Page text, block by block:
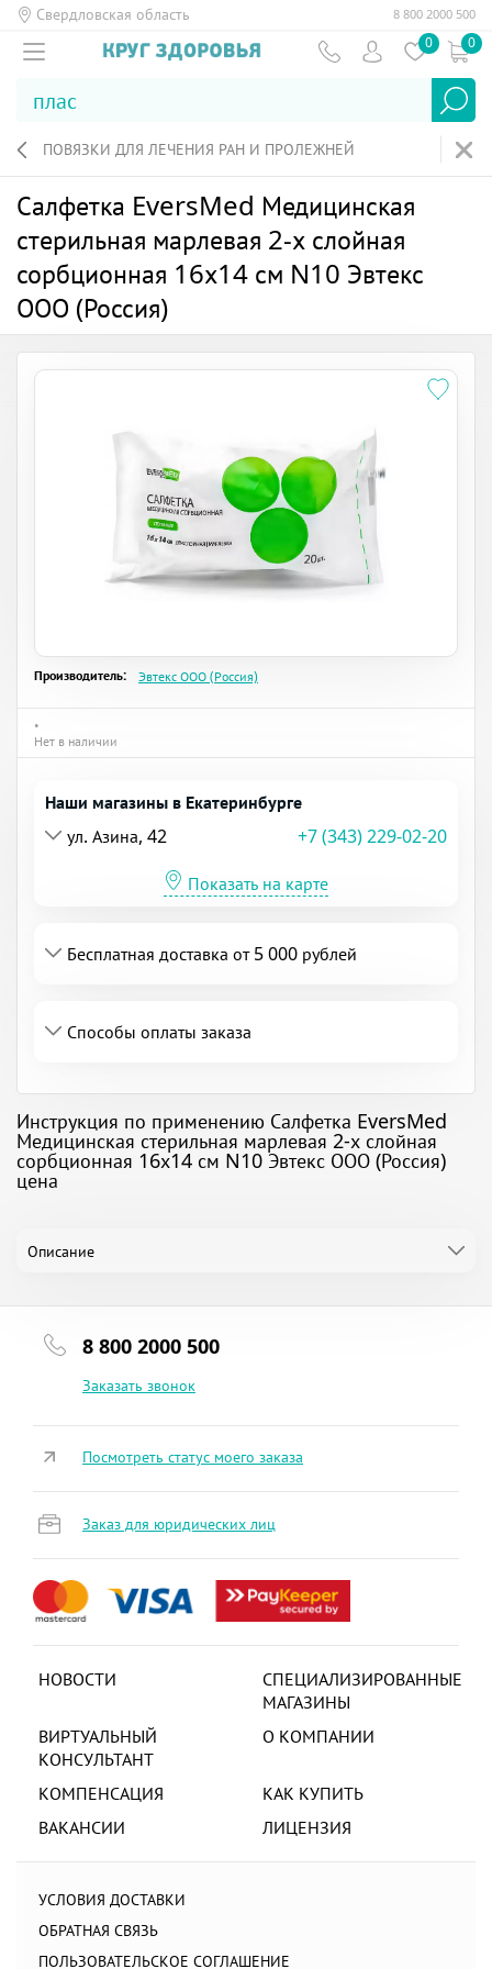
Свердловская область 8 800 2000 500
0 0
ПОВЯЗКИ ДЛЯ ЛЕЧЕНИЯ РАН И ПРОЛЕЖНЕЙ
Салфетка EversMed Медицинская
стерильная марлевая 2-х слойная
сорбционная 16х14 см N10 Эвтекс
ООО (Россия)
Производитель: Эвтекс ООО (Россия)
•
Нет в наличии
Наши магазины в Екатеринбурге
ул. Азина, 42
+7 (343) 229-02-20
Показать на карте
Бесплатная доставка от 5 000 рублей
Способы оплаты заказа
Инструкция по применению Салфетка EversMed
Медицинская стерильная марлевая 2-х слойная
сорбционная 16х14 см N10 Эвтекс ООО (Россия)
цена
Описание
8 800 2000 500
Заказать звонок
НОВОСТИ
СПЕЦИАЛИЗИРОВАННЫЕ
МАГАЗИНЫ
ВИРТУАЛЬНЫЙ
КОНСУЛЬТАНТ
О КОМПАНИИ
КОМПЕНСАЦИЯ
КАК КУПИТЬ
ВАКАНСИИ
ЛИЦЕНЗИЯ
УСЛОВИЯ ДОСТАВКИ
ОБРАТНАЯ СВЯЗЬ
ПОЛЬЗОВАТЕЛЬСКОЕ СОГЛАШЕНИЕ
Посмотреть статус моего заказа
Заказ для юридических лиц